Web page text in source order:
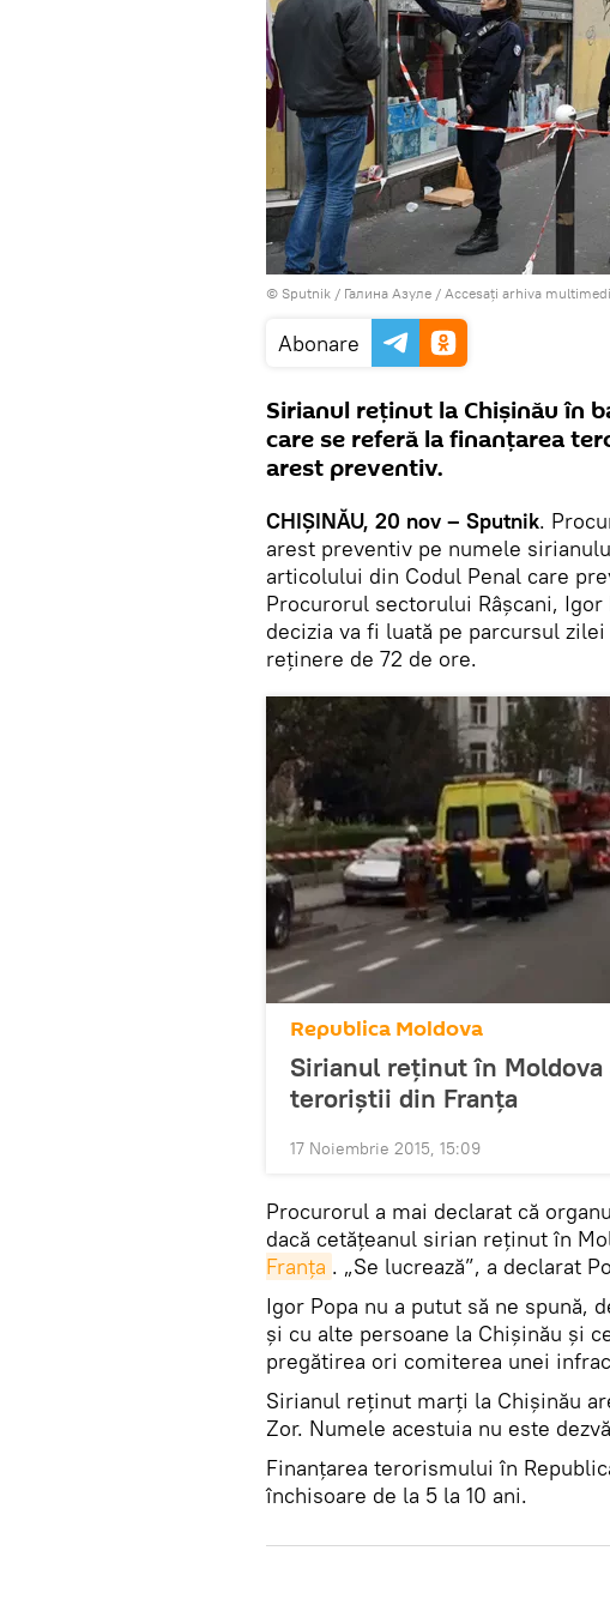
© Sputnik / Галина Азуле / Accesați arhiva
Abonare
Sirianul reţinut la Chişinău în
care se referă la finanţarea
arest preventiv.
CHIŞINĂU, 20 nov – Sputnik.
arest preventiv pe numele
articolului din Codul Penal care
Procurorul sectorului Râşcani,
decizia va fi luată pe parcursul
reţinere de 72 de ore.
Republica Moldova
Sirianul reţinut în
teroriştii din Franţa
17 Noiembrie 2015, 15:09
Procurorul a mai declarat că
dacă cetăţeanul sirian reţinut în
Franţa . „Se lucrează”, a declarat
Igor Popa nu a putut să ne spună,
şi cu alte persoane la Chişinău şi
pregătirea ori comiterea unei
Sirianul reţinut marţi la Chişinău
Zor. Numele acestuia nu este
Finanţarea terorismului în
închisoare de la 5 la 10 ani.